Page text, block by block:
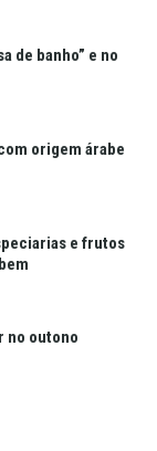
de banho” e no
origem árabe
e frutos
no outono